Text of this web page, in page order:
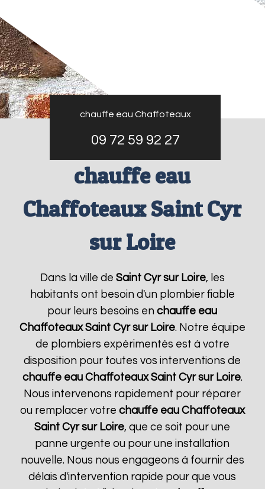
chauffe eau Chaffoteaux
09 72 59 92 27
chauffe eau
Chaffoteaux Saint Cyr
sur Loire
Dans la ville de Saint Cyr sur Loire, les
habitants ont besoin d'un plombier fiable
pour leurs besoins enchauffe eau
Chaffoteaux Saint Cyr sur Loire. Notre équipe
de plombiers expérimentés est à votre
disposition pour toutes vos interventions de
chauffe eau Chaffoteaux Saint Cyr sur Loire.
Nous intervenons rapidement pour réparer
ou remplacer votre chauffe eau Chaffoteaux
Saint Cyr sur Loire, que ce soit pour une
panne urgente ou pour une installation
nouvelle. Nous nous engageons à fournir des
délais d'intervention rapide pour que vous